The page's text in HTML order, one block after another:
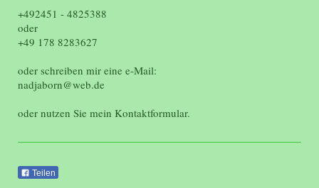
+492451 - 4825388
oder
+49 178 8283627
oder schreiben mir eine e-Mail:
nadjaborn@web.de
oder nutzen Sie mein Kontaktformular.
Teilen